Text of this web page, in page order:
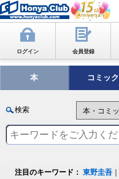
ログイン 会員登録
本 コミック
検索
注目のキーワード： 東野圭吾